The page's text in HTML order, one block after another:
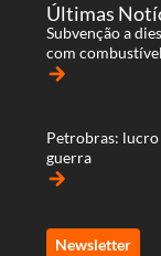
Últimas
Subvenção a
com combustível
arrow_forward
Petrobras: lucro
guerra
arrow_forward
Newsletter